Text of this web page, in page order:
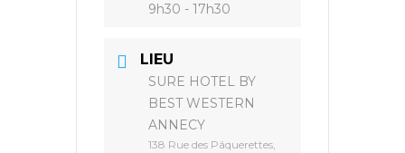
9h30 - 17h30
LIEU
SURE HOTEL BY
BEST WESTERN
ANNECY
138 Rue des Pâquerettes,